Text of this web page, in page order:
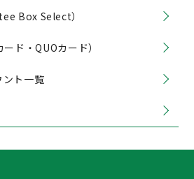
Box Select）
ド・QUOカード）
ト一覧